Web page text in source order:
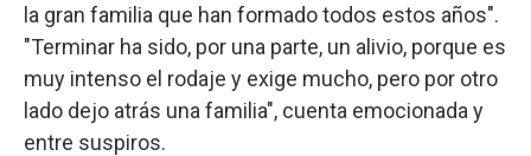
la gran familia que han formado todos estos años".
"Terminar ha sido, por una parte, un alivio, porque es
muy intenso el rodaje y exige mucho, pero por otro
lado dejo atrás una familia", cuenta emocionada y
entre suspiros.